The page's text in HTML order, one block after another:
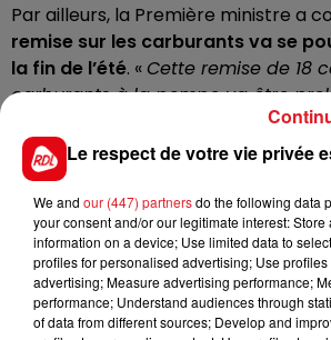
Par ailleurs, la Première ministre a
remise sur les carburants va se
la fin de l’été. «Cette remise de 18
carburants à la pompe va être
jusqu'à la fin de l'été. Et j'ai
l'Economie Bruno Le Maire de
pour ceux qui ont des trajets
cadre de leur travail», a-t-eplle
d'ajouter que «ce dispositif sera mis
rentrée, sous réserve que nous
à l'Assemblée nationale. »
Concernant les retraites, la cheffe
Le respect de votre vie privée
We and our (447) partnersdo the following data
your consent and/or our legitimate interest: Store
information on a device; Use limited data to
profiles for personalised advertising; Use
advertising; Measure advertising performance;
performance; Understand audiences through
of data from different sources; Develop and